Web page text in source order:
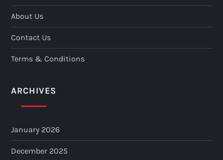
About Us
Contact Us
Terms & Conditions
ARCHIVES
January 2026
December 2025